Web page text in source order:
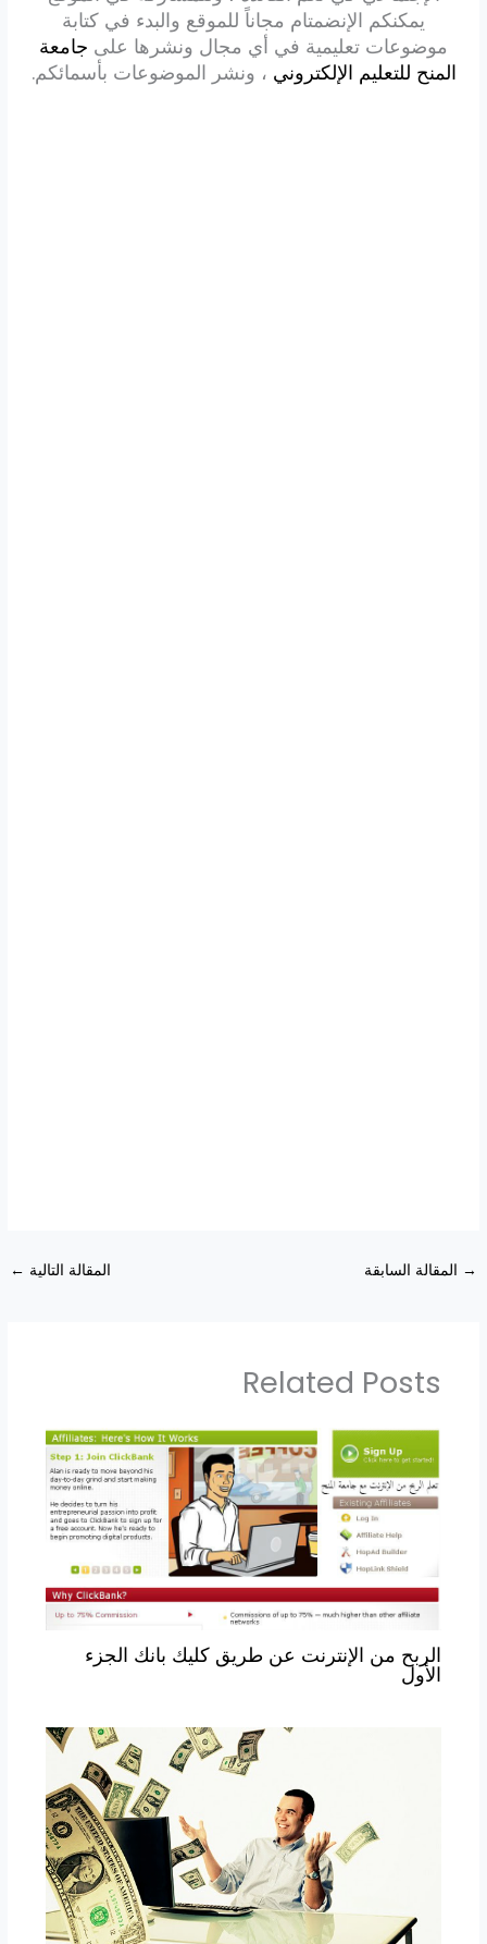
يمكنكم الإنضمتام مجاناً للموقع والبدء في كتابة
موضوعات تعليمية في أي مجال ونشرها على جامعة
المنح للتعليم الإلكتروني ، ونشر الموضوعات بأسمائكم.
→ المقالة السابقة المقالة التالية ←
Related Posts
الربح من الإنترنت عن طريق كليك بانك الجزء
الأول